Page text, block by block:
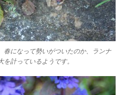
春になって勢いがついたのか、ランナ
を計っているようです。